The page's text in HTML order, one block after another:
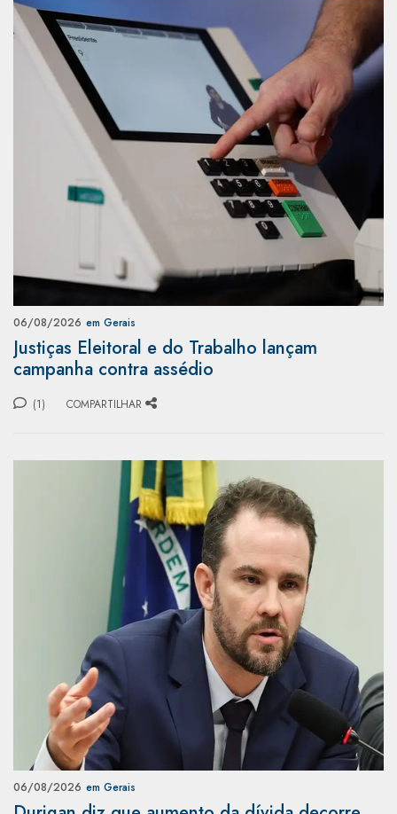
06/08/2026 em Gerais
Justiças Eleitoral e do Trabalho lançam
campanha contra assédio
(1) COMPARTILHAR
06/08/2026 em Gerais